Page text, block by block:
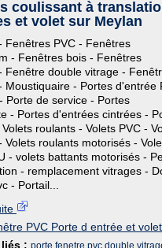
coulissant à
et volet sur Meylan
Fenêtres PVC - Fenêtres
- Fenêtres bois - Fenêtres
Fenêtre double vitrage -
Moustiquaire - Portes d'entrée
Porte de service - Portes
- Portes d'entrées cintrées -
roulants - Volets PVC -
Volets roulants motorisés -
- volets battants motorisés -
- remplacement vitrages -
- Portail...
PVC Porte d entrée et
: porte fenetre pvc double